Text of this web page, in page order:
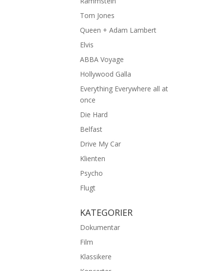
Tom Jones
Queen + Adam Lambert
Elvis
ABBA Voyage
Hollywood Galla
Everything Everywhere all at
once
Die Hard
Belfast
Drive My Car
Klienten
Psycho
Flugt
KATEGORIER
Dokumentar
Film
Klassikere